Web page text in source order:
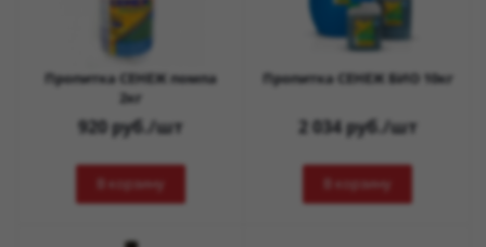
Пропитка СЕНЕЖ помпа
2кг
920руб./шт
В корзину
Пропитка СЕНЕЖ БИО 10кг
2 034руб./шт
В корзину